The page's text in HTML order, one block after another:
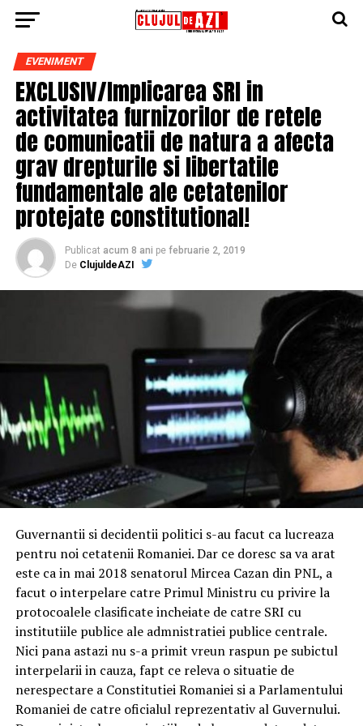
EVENIMENT
EXCLUSIV/Implicarea SRI in
activitatea furnizorilor de retele
de comunicatii de natura a afecta
grav drepturile si libertatile
fundamentale ale cetatenilor
protejate constitutional!
Publicat acum 8 ani pe februarie 2, 2019
De ClujuldeAZI
Guvernantii si decidentii politici s-au facut ca lucreaza
pentru noi cetatenii Romaniei. Dar ce doresc sa va arat
este ca in mai 2018 senatorul Mircea Cazan din PNL, a
facut o interpelare catre Primul Ministru cu privire la
protocoalele clasificate incheiate de catre SRI cu
institutiile publice ale admnistratiei publice centrale.
Nici pana astazi nu s-a primit vreun raspun pe subictul
interpelarii in cauza, fapt ce releva o situatie de
nerespectare a Constitutiei Romaniei si a Parlamentului
Romaniei de catre oficialul reprezentativ al Guvernului.